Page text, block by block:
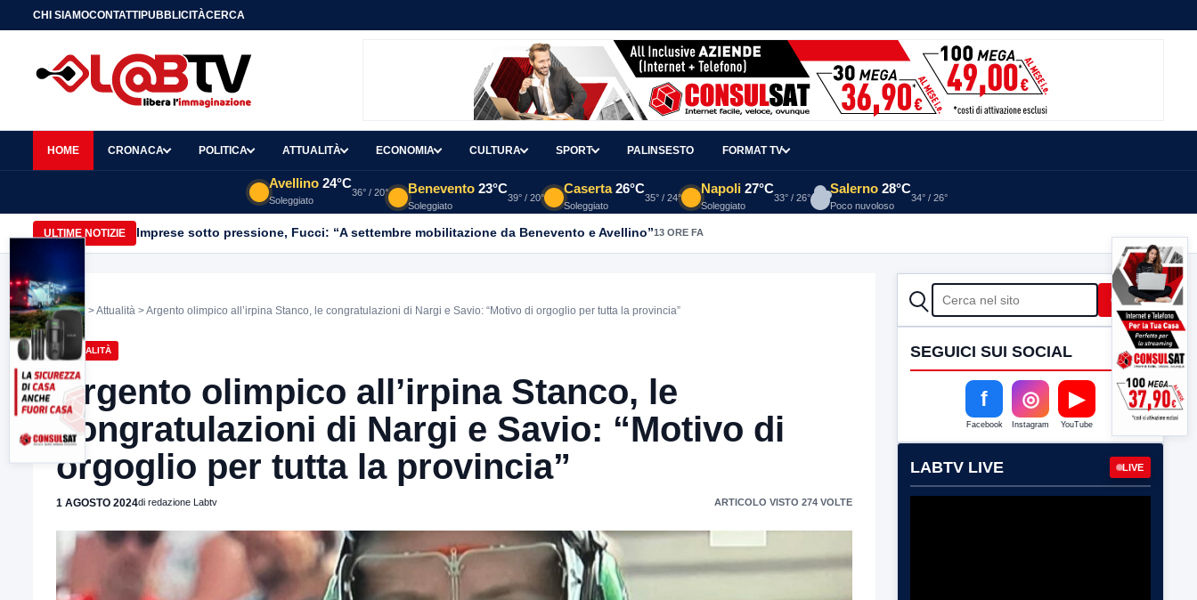
CHI SIAMOCONTATTIPUBBLICITÀCERCA
HOME CRONACA POLITICA ATTUALITÀ ECONOMIA CULTURA SPORT PALINSESTO FORMAT TV
Avellino 24°C
Soleggiato
36° / 20° Benevento 23°C
Soleggiato
39° / 20°
Caserta 26°C
Soleggiato
35° / 24°
Napoli 27°C
Soleggiato
33° / 26°
Salerno 28°C
Poco nuvoloso
34° / 26°
ULTIME NOTIZIE Imprese sotto pressione, Fucci: “A settembre mobilitazione da Benevento e Avellino”13 ORE FA
Home >Attualità > Argento olimpico all’irpina Stanco, le congratulazioni di Nargi e Savio: “Motivo di orgoglio per tutta la provincia”
ATTUALITÀ
Argento olimpico all’irpina Stanco, le
congratulazioni di Nargi e Savio: “Motivo di
orgoglio per tutta la provincia”
1 AGOSTO 2024di redazione Labtv ARTICOLO VISTO 274 VOLTE
CERCA Cerca
SEGUICI SUI SOCIAL
f
Facebook
◎
Instagram
▶
YouTube
LABTV LIVE LIVE